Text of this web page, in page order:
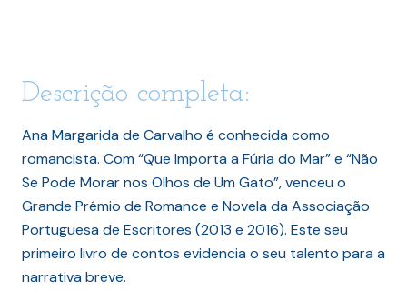
Descrição completa:
Ana Margarida de Carvalho é conhecida como
romancista. Com “Que Importa a Fúria do Mar” e “Não
Se Pode Morar nos Olhos de Um Gato”, venceu o
Grande Prémio de Romance e Novela da Associação
Portuguesa de Escritores (2013 e 2016). Este seu
primeiro livro de contos evidencia o seu talento para a
narrativa breve.